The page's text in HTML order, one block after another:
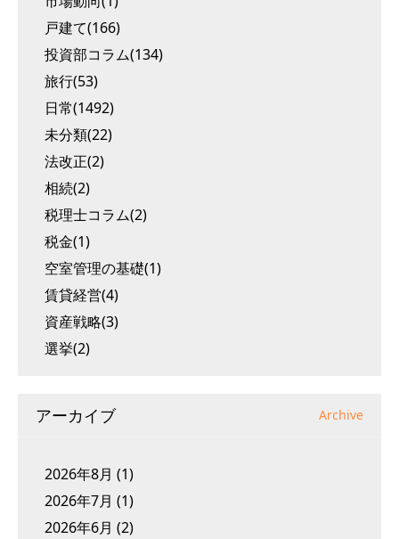
戸建て(166)
投資部コラム(134)
旅行(53)
日常(1492)
未分類(22)
法改正(2)
相続(2)
税理士コラム(2)
税金(1)
空室管理の基礎(1)
賃貸経営(4)
資産戦略(3)
選挙(2)
アーカイブ Archive
2026年8月 (1)
2026年7月 (1)
2026年6月 (2)